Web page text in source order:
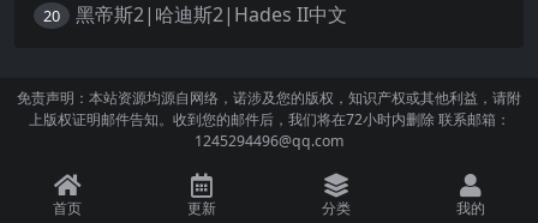
20 黑帝斯2|哈迪斯2|Hades II中文
免责声明：本站资源均源自网络，诺涉及您的版权，知识产权或其他利益，请附
上版权证明邮件告知。收到您的邮件后，我们将在72小时内删除 联系邮箱：
1245294496@qq.com
首页 更新 分类 我的